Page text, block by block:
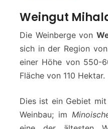
Weingut
Die Weinberge von
sich in der Region von
einer Höhe von 550-
Fläche von 110 Hektar.
Dies ist ein Gebiet
Weinbau; im